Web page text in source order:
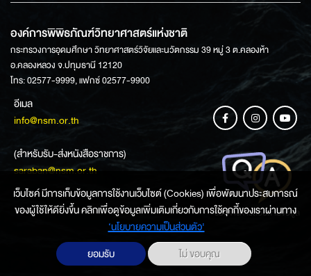
องค์การพิพิธภัณฑ์วิทยาศาสตร์แห่งชาติ
กระทรวงการอุดมศึกษา วิทยาศาสตร์วิจัยและนวัตกรรม 39 หมู่ 3 ต.คลองห้า
อ.คลองหลวง จ.ปทุมธานี 12120
โทร: 02577-9999, แฟกซ์ 02577-9900
อีเมล
info@nsm.or.th
(สำหรับรับ-ส่งหนังสือราชการ)
saraban@nsm.or.th
ช่องทางการสอบถามข้อมูล
เว็บไซค์ มีการเก็บข้อมูลการใช้งานเว็บไซต์ (Cookies) เพื่อพัฒนาประสบการณ์
ของผู้ใช้ให้ดียิ่งขึ้น คลิกเพื่อดูข้อมูลเพิ่มเติมเกี่ยวกับการใช้คุกกี้ของเราผ่านทาง
‘นโยบายความเป็นส่วนตัว'
ยอมรับ
ไม่ ขอบคุณ